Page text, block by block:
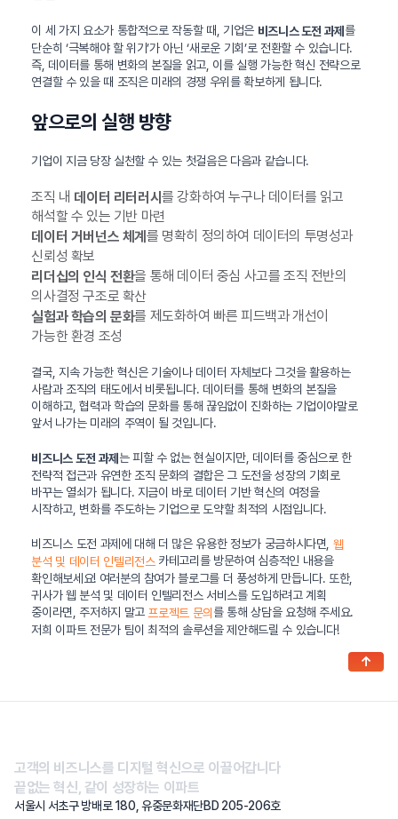
이 세 가지 요소가 통합적으로 작동할 때, 기업은 비즈니스 도전 과제 를
단순히 ‘극복해야 할 위기’가 아닌 ‘새로운 기회’로 전환할 수 있습니다.
즉, 데이터를 통해 변화의 본질을 읽고, 이를 실행 가능한 혁신 전략으로
연결할 수 있을 때 조직은 미래의 경쟁 우위를 확보하게 됩니다.
앞으로의 실행 방향
기업이 지금 당장 실천할 수 있는 첫걸음은 다음과 같습니다.
조직 내 데이터 리터러시를 강화하여 누구나 데이터를 읽고
해석할 수 있는 기반 마련
데이터 거버넌스 체계 를 명확히 정의하여 데이터의 투명성과
신뢰성 확보
리더십의 인식 전환을 통해 데이터 중심 사고를 조직 전반의
의사결정 구조로 확산
실험과 학습의 문화를 제도화하여 빠른 피드백과 개선이
가능한 환경 조성
결국, 지속 가능한 혁신은 기술이나 데이터 자체보다 그것을 활용하는
사람과 조직의 태도에서 비롯됩니다. 데이터를 통해 변화의 본질을
이해하고, 협력과 학습의 문화를 통해 끊임없이 진화하는 기업이야말로
앞서 나가는 미래의 주역이 될 것입니다.
비즈니스 도전 과제는 피할 수 없는 현실이지만, 데이터를 중심으로 한
전략적 접근과 유연한 조직 문화의 결합은 그 도전을 성장의 기회로
바꾸는 열쇠가 됩니다. 지금이 바로 데이터 기반 혁신의 여정을
시작하고, 변화를 주도하는 기업으로 도약할 최적의 시점입니다.
비즈니스 도전 과제에 대해 더 많은 유용한 정보가 궁금하시다면, 웹
분석 및 데이터 인텔리전스카테고리를 방문하여 심층적인 내용을
확인해보세요! 여러분의 참여가 블로그를 더 풍성하게 만듭니다. 또한,
귀사가 웹 분석 및 데이터 인텔리전스 서비스를 도입하려고 계획
중이라면, 주저하지 말고 프로젝트 문의 를 통해 상담을 요청해 주세요.
저희 이파트 전문가 팀이 최적의 솔루션을 제안해드릴 수 있습니다!
고객의 비즈니스를 디지털 혁신으로 이끌어갑니다
끝없는 혁신, 같이 성장하는 이파트
서울시 서초구 방배로 180, 유중문화재단BD 205-206호
↑